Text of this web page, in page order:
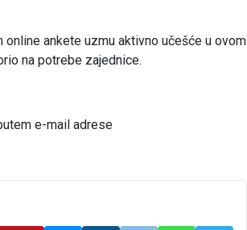
ankete uzmu aktivno učešće u ovom
na potrebe zajednice.
e-mail adrese